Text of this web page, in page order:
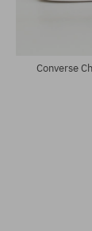
Converse